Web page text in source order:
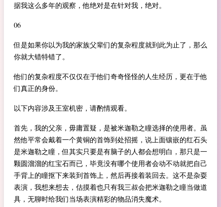
据我这么多年的观察，他绝对是在针对我，绝对。
06
但是如果你以为我的家族父辈们的复杂程度就到此为止了，那么
你就大错特错了。
他们的复杂程度不仅仅在于他们奇奇怪怪的人生经历，更在于他
们真正的身份。
以下内容涉及王室机密，请酌情观看。
首先，我的父亲，毋庸置疑，是被米迦勒之瞳选择的使用者。虽
然他平常会戴着一个黄铜的首饰到处招摇，说上面镶嵌的红石头
是米迦勒之瞳，但其实只要是有脑子的人都会想明白，那只是一
颗圆溜溜的红宝石而已，毕竟没有哪个使用者会动不动就把自己
手背上的瞳抠下来装到首饰上，然后再接着装回去。这不是杂耍
表演，我想来想去，估摸着也只有我三叔会把米迦勒之瞳当做道
具，无聊时给我们当场表演精彩的物品消失魔术。